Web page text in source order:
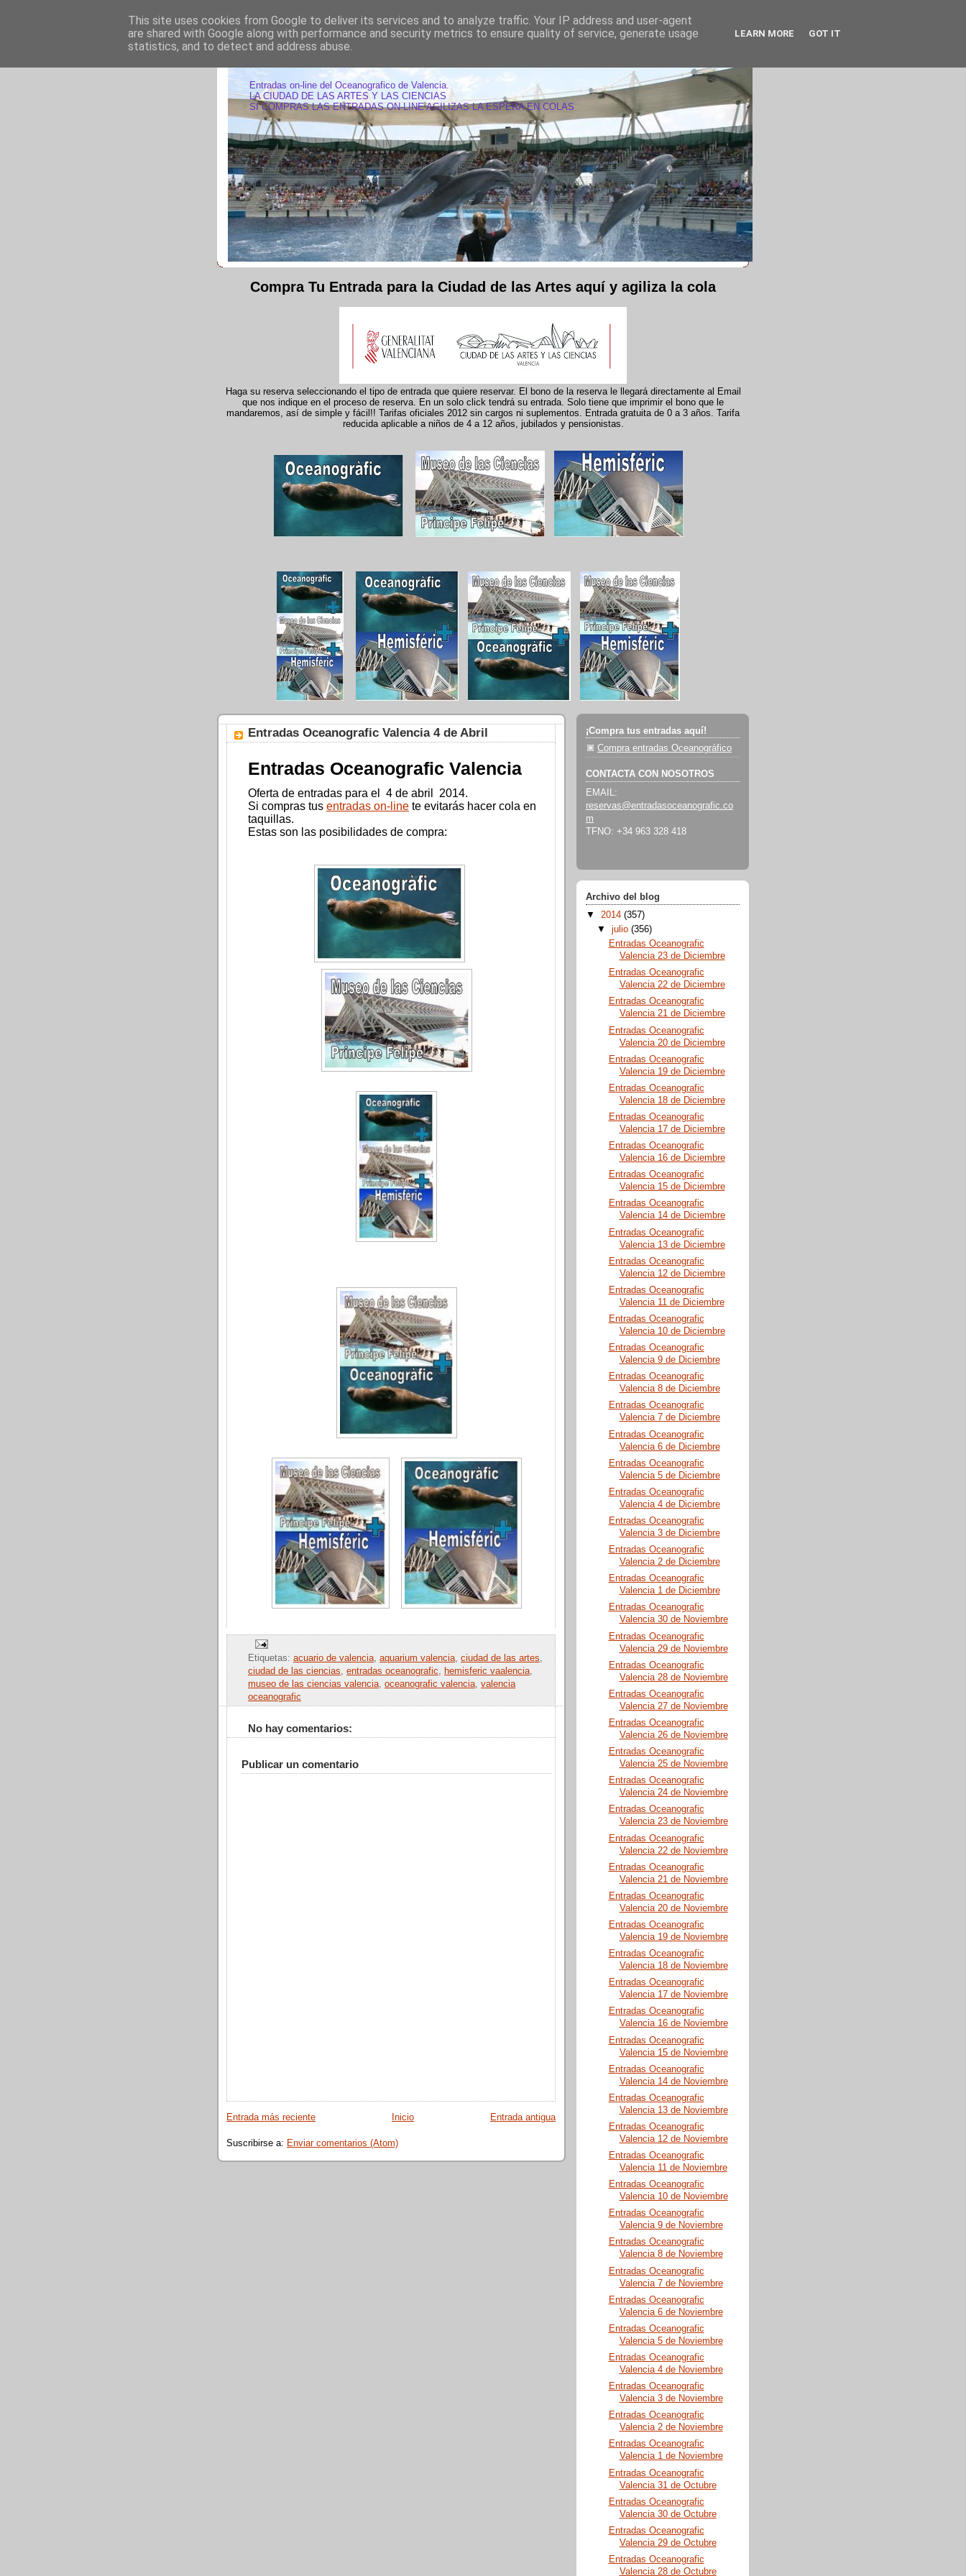
Entradas on-line del Oceanografico de Valencia.
LA CIUDAD DE LAS ARTES Y LAS CIENCIAS
SI COMPRAS LAS ENTRADAS ON-LINE AGILIZAS LA ESPERA EN COLAS
Compra Tu Entrada para la Ciudad de las Artes aquí y agiliza la cola
Haga su reserva seleccionando el tipo de entrada que quiere reservar. El bono de la reserva le llegará directamente al Email
que nos indique en el proceso de reserva. En un solo click tendrá su entrada. Solo tiene que imprimir el bono que le
mandaremos, así de simple y fácil!! Tarifas oficiales 2012 sin cargos ni suplementos. Entrada gratuita de 0 a 3 años. Tarifa
reducida aplicable a niños de 4 a 12 años, jubilados y pensionistas.
Entradas Oceanografic Valencia 4 de Abril
Entradas Oceanografic Valencia
Oferta de entradas para el 4 de abril 2014.
Si compras tus entradas on-line te evitarás hacer cola en
taquillas.
Estas son las posibilidades de compra:
Etiquetas: acuario de valencia, aquarium valencia, ciudad de las artes,
ciudad de las ciencias, entradas oceanografic, hemisferic vaalencia,
museo de las ciencias valencia, oceanografic valencia, valencia
oceanografic
No hay comentarios:
Publicar un comentario
Entrada más reciente Entrada antigua
Inicio
Suscribirse a: Enviar comentarios (Atom)
¡Compra tus entradas aquí!
Compra entradas Oceanográfico
CONTACTA CON NOSOTROS
EMAIL:
reservas@entradasoceanografic.co
m
TFNO: +34 963 328 418
Archivo del blog
▼ 2014 (357)
▼julio(356)
Entradas Oceanografic
Valencia 23 de Diciembre
Entradas Oceanografic
Valencia 22 de Diciembre
Entradas Oceanografic
Valencia 21 de Diciembre
Entradas Oceanografic
Valencia 20 de Diciembre
Entradas Oceanografic
Valencia 19 de Diciembre
Entradas Oceanografic
Valencia 18 de Diciembre
Entradas Oceanografic
Valencia 17 de Diciembre
Entradas Oceanografic
Valencia 16 de Diciembre
Entradas Oceanografic
Valencia 15 de Diciembre
Entradas Oceanografic
Valencia 14 de Diciembre
Entradas Oceanografic
Valencia 13 de Diciembre
Entradas Oceanografic
Valencia 12 de Diciembre
Entradas Oceanografic
Valencia 11 de Diciembre
Entradas Oceanografic
Valencia 10 de Diciembre
Entradas Oceanografic
Valencia 9 de Diciembre
Entradas Oceanografic
Valencia 8 de Diciembre
Entradas Oceanografic
Valencia 7 de Diciembre
Entradas Oceanografic
Valencia 6 de Diciembre
Entradas Oceanografic
Valencia 5 de Diciembre
Entradas Oceanografic
Valencia 4 de Diciembre
Entradas Oceanografic
Valencia 3 de Diciembre
Entradas Oceanografic
Valencia 2 de Diciembre
Entradas Oceanografic
Valencia 1 de Diciembre
Entradas Oceanografic
Valencia 30 de Noviembre
Entradas Oceanografic
Valencia 29 de Noviembre
Entradas Oceanografic
Valencia 28 de Noviembre
Entradas Oceanografic
Valencia 27 de Noviembre
Entradas Oceanografic
Valencia 26 de Noviembre
Entradas Oceanografic
Valencia 25 de Noviembre
Entradas Oceanografic
Valencia 24 de Noviembre
Entradas Oceanografic
Valencia 23 de Noviembre
Entradas Oceanografic
Valencia 22 de Noviembre
Entradas Oceanografic
Valencia 21 de Noviembre
Entradas Oceanografic
Valencia 20 de Noviembre
Entradas Oceanografic
Valencia 19 de Noviembre
Entradas Oceanografic
Valencia 18 de Noviembre
Entradas Oceanografic
Valencia 17 de Noviembre
Entradas Oceanografic
Valencia 16 de Noviembre
Entradas Oceanografic
Valencia 15 de Noviembre
Entradas Oceanografic
Valencia 14 de Noviembre
Entradas Oceanografic
Valencia 13 de Noviembre
Entradas Oceanografic
Valencia 12 de Noviembre
Entradas Oceanografic
Valencia 11 de Noviembre
Entradas Oceanografic
Valencia 10 de Noviembre
Entradas Oceanografic
Valencia 9 de Noviembre
Entradas Oceanografic
Valencia 8 de Noviembre
Entradas Oceanografic
Valencia 7 de Noviembre
Entradas Oceanografic
Valencia 6 de Noviembre
Entradas Oceanografic
Valencia 5 de Noviembre
Entradas Oceanografic
Valencia 4 de Noviembre
Entradas Oceanografic
Valencia 3 de Noviembre
Entradas Oceanografic
Valencia 2 de Noviembre
Entradas Oceanografic
Valencia 1 de Noviembre
Entradas Oceanografic
Valencia 31 de Octubre
Entradas Oceanografic
Valencia 30 de Octubre
Entradas Oceanografic
Valencia 29 de Octubre
Entradas Oceanografic
Valencia 28 de Octubre
This site uses cookies from Google to deliver its services and to analyze traffic. Your IP address and user-agent
are shared with Google along with performance and security metrics to ensure quality of service, generate usage
statistics, and to detect and address abuse.
LEARN MORE GOT IT